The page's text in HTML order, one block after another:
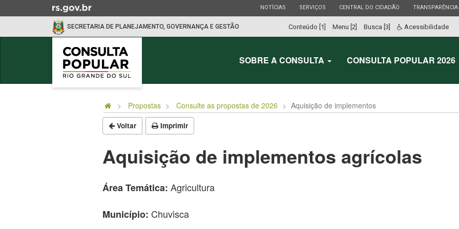
para
ESTADO
NOTÍCIAS ESTADO
SERVIÇOS ESTADO
CENTRAL DO CIDADÃO ESTADO
TRANSPARÊNCIA
SECRETARIA DE PLANEJAMENTO, GOVERNANÇA E GESTÃO Conteúdo [1] Menu [2] Busca [3] Acessibilidade
SOBRE A CONSULTA CONSULTA POPULAR 2026
Propostas Consulte as propostas de 2026 Aquisição de implementos
Voltar Imprimir
Aquisição de implementos agrícolas
Área Temática: Agricultura
Município: Chuvisca